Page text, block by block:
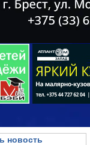
новость